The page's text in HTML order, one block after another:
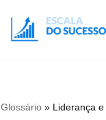
Glossário» Liderança